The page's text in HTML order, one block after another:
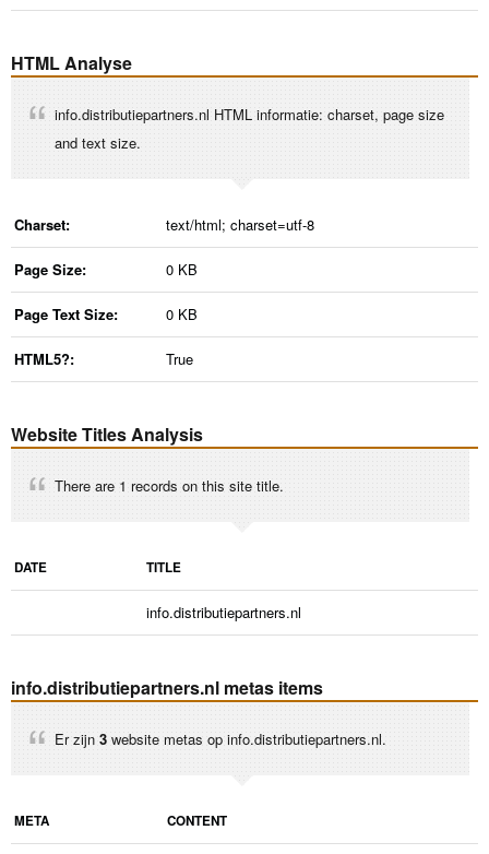
HTML Analyse
info.distributiepartners.nl HTML informatie: charset, page size
and text size.
Charset: text/html; charset=utf-8
Page Size: 0 KB
Page Text Size: 0 KB
HTML5?: True
Website Titles Analysis
There are 1 records on this site title.
DATE TITLE
info.distributiepartners.nl
info.distributiepartners.nl metas items
Er zijn 3 website metas op info.distributiepartners.nl.
META CONTENT